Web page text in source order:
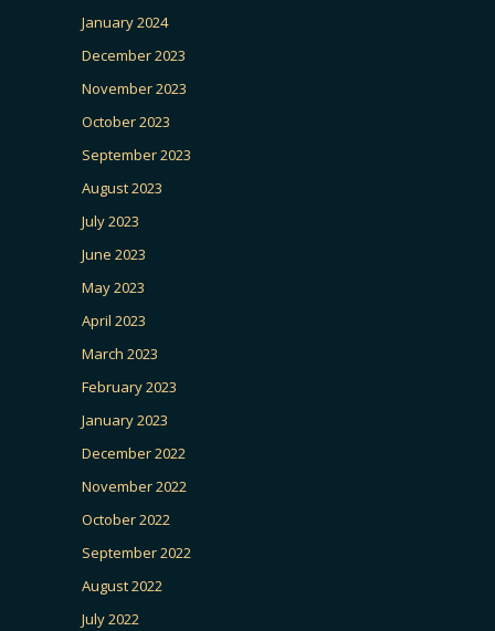
January 2024
December 2023
November 2023
October 2023
September 2023
August 2023
July 2023
June 2023
May 2023
April 2023
March 2023
February 2023
January 2023
December 2022
November 2022
October 2022
September 2022
August 2022
July 2022